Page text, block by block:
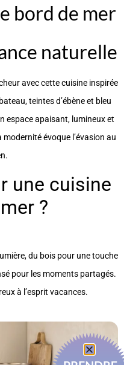
bord de mer
naturelle
avec cette cuisine inspirée
teintes d’ébène et bleu
espace apaisant, lumineux et
évoque l’évasion au
une cuisine
?
du bois pour une touche
pour les moments partagés.
à l’esprit vacances.